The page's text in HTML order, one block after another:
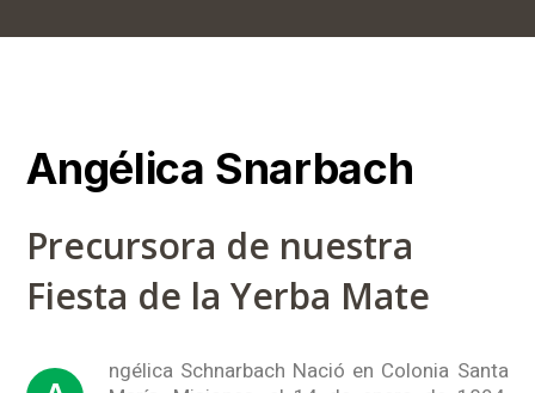
Angélica Snarbach
Precursora de nuestra
Fiesta de la Yerba Mate
ngélica Schnarbach Nació en Colonia Santa